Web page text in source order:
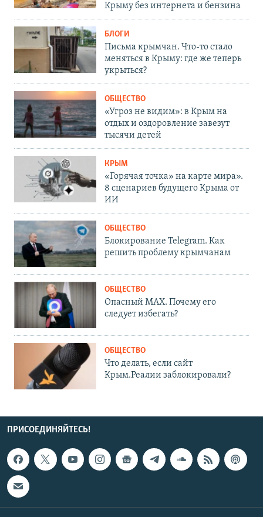
Крыму без интернета и бензина
БЛОГИ
Письма крымчан. Что-то стало
меняться в Крыму: где же теперь
укрыться?
ОБЩЕСТВО
«Угроз не видим»: в Крым на
отдых и оздоровление завезут
тысячи детей
КРЫМ
«Горячая точка» на карте мира».
8 сценариев будущего Крыма от
ИИ
ОБЩЕСТВО
Блокирование Telegram. Как
решить проблему крымчанам
ОБЩЕСТВО
Опасный MAX. Почему его
следует избегать?
ОБЩЕСТВО
Что делать, если сайт
Крым.Реалии заблокировали?
ПРИСОЕДИНЯЙТЕСЬ!